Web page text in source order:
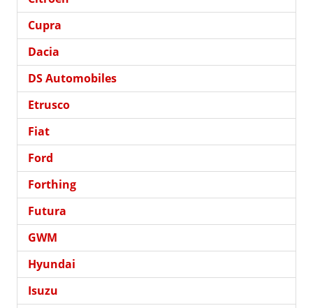
Cupra
Dacia
DS Automobiles
Etrusco
Fiat
Ford
Forthing
Futura
GWM
Hyundai
Isuzu